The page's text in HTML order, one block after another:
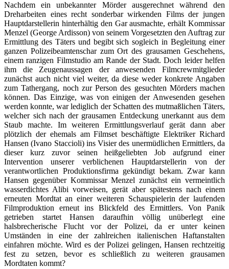
Nachdem ein unbekannter Mörder ausgerechnet während den
Dreharbeiten eines recht sonderbar wirkenden Films der jungen
Hauptdarstellerin hinterhältig den Gar ausmachte, erhält Kommissar
Menzel (George Ardisson) von seinem Vorgesetzten den Auftrag zur
Ermittlung des Täters und begibt sich sogleich in Begleitung einer
ganzen Polizeibeamtenschar zum Ort des grausamen Geschehens,
einem ranzigen Filmstudio am Rande der Stadt. Doch leider helfen
ihm die Zeugenaussagen der anwesenden Filmcrewmitglieder
zunächst auch nicht viel weiter, da diese weder konkrete Angaben
zum Tathergang, noch zur Person des gesuchten Mörders machen
können. Das Einzige, was von einigen der Anwesenden gesehen
werden konnte, war lediglich der Schatten des mutmaßlichen Täters,
welcher sich nach der grausamen Entdeckung unerkannt aus dem
Staub machte. Im weiteren Ermittlungsverlauf gerät dann aber
plötzlich der ehemals am Filmset beschäftigte Elektriker Richard
Hansen (Ivano Staccioli) ins Visier des unermüdlichen Ermittlers, da
dieser kurz zuvor seinen heißgeliebten Job aufgrund einer
Intervention unserer verblichenen Hauptdarstellerin von der
verantwortlichen Produktionsfirma gekündigt bekam. Zwar kann
Hansen gegenüber Kommissar Menzel zunächst ein vermeintlich
wasserdichtes Alibi vorweisen, gerät aber spätestens nach einem
erneuten Mordtat an einer weiteren Schauspielerin der laufenden
Filmproduktion erneut ins Blickfeld des Ermittlers. Von Panik
getrieben startet Hansen daraufhin völlig unüberlegt eine
halsbrecherische Flucht vor der Polizei, da er unter keinen
Umständen in eine der zahlreichen italienischen Haftanstalten
einfahren möchte. Wird es der Polizei gelingen, Hansen rechtzeitig
fest zu setzen, bevor es schließlich zu weiteren grausamen
Mordtaten kommt?